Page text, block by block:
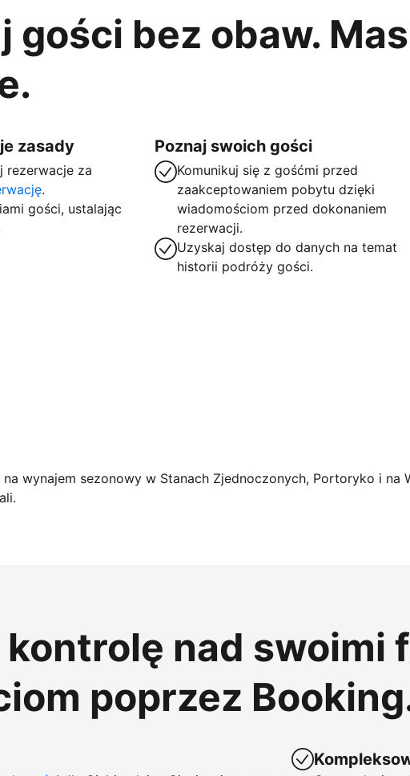
gości bez obaw.
zasady
rezerwacje za
.
gości, ustalając
Poznaj swoich gości
Komunikuj się z gośćmi przed
zaakceptowaniem pobytu dzięki
wiadomościom przed dokonaniem
rezerwacji.
Uzyskaj dostęp do danych na temat
historii podróży gości.
wynajem sezonowy w Stanach Zjednoczonych, Portoryko i na
kontrolę nad swoimi
poprzez